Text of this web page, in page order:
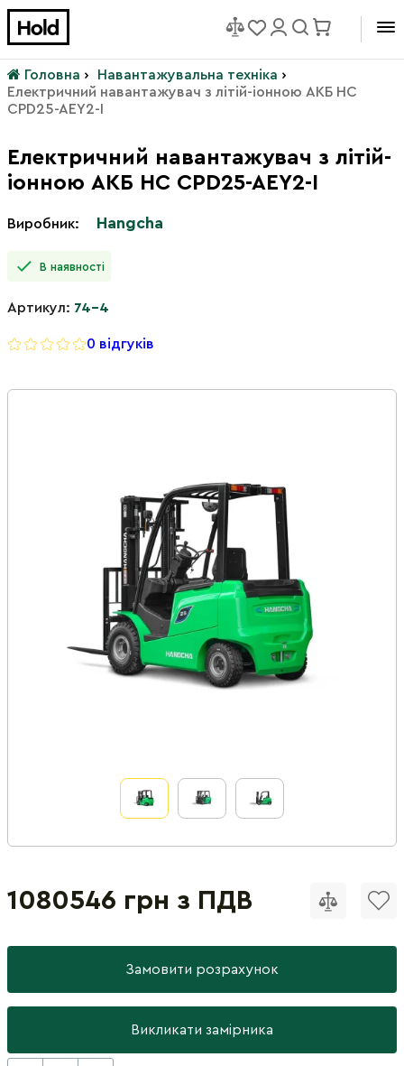
Головна › Навантажувальна техніка ›
Електричний навантажувач з літій-іонною АКБ HC
CPD25-AEY2-I
Електричний навантажувач з літій-
іонною АКБ HC CPD25-AEY2-I
Виробник: Hangcha
В наявності
Артикул: 74-4
0 відгуків
1080546 грн з ПДВ
Замовити розрахунок
Викликати замірника